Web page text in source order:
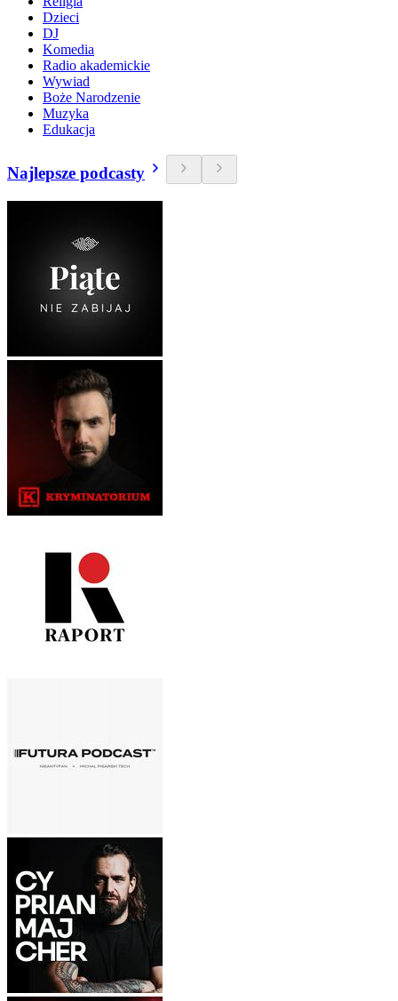
Dzieci
DJ
Komedia
Radio akademickie
Wywiad
Boże Narodzenie
Muzyka
Edukacja
Najlepsze podcasty